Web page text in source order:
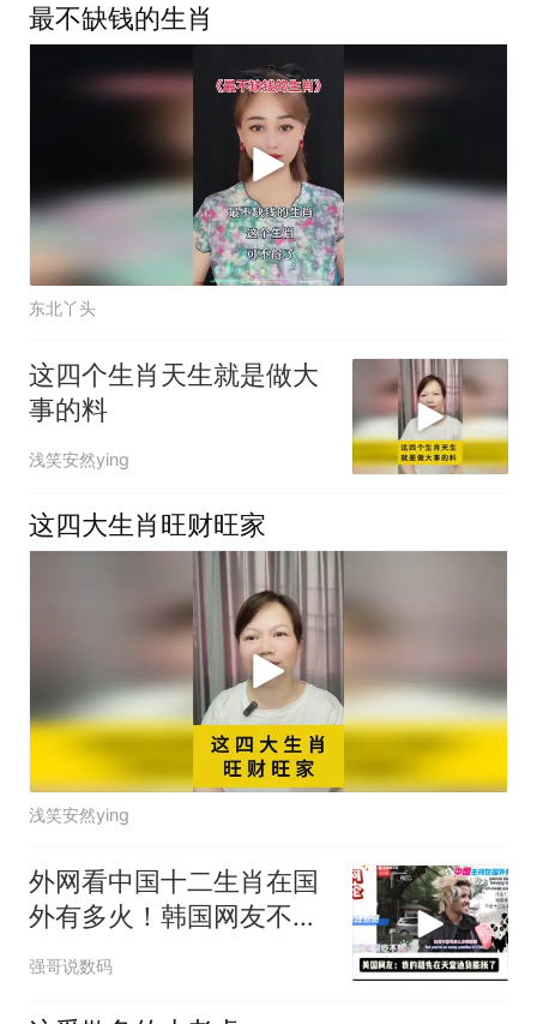
最不缺钱的生肖
东北丫头
这四个生肖天生就是做大
事的料
浅笑安然ying
这四大生肖旺财旺家
浅笑安然ying
外网看中国十二生肖在国
外有多火！韩国网友不会
缺席！
强哥说数码